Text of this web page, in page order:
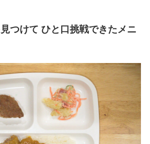
つけて ひと口挑戦できたメニ